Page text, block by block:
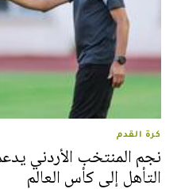
كرة القدم
نجم المنتخب الأردني
التأهل إلى كأس العالم